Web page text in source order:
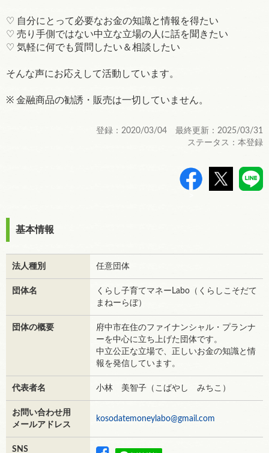
♡ 自分にとって必要なお金の知識と情報を得たい
♡ 売り手側ではない中立な立場の人に話を聞きたい
♡ 気軽に何でも質問したい＆相談したい
そんな声にお応えして活動しています。
※ 金融商品の勧誘・販売は一切していません。
登録：2020/03/04 最終更新：2025/03/31
ステータス：本登録
基本情報
法人種別 任意団体
団体名
くらし子育てマネーLabo（くらしこそだて
まねーらぼ）
団体の概要
府中市在住のファイナンシャル・プランナ
ーを中心に立ち上げた団体です。
中立公正な立場で、正しいお金の知識と情
報を発信しています。
代表者名 小林 美智子（こばやし みちこ）
お問い合わせ用
メールアドレス
kosodatemoneylabo@gmail.com
SNS